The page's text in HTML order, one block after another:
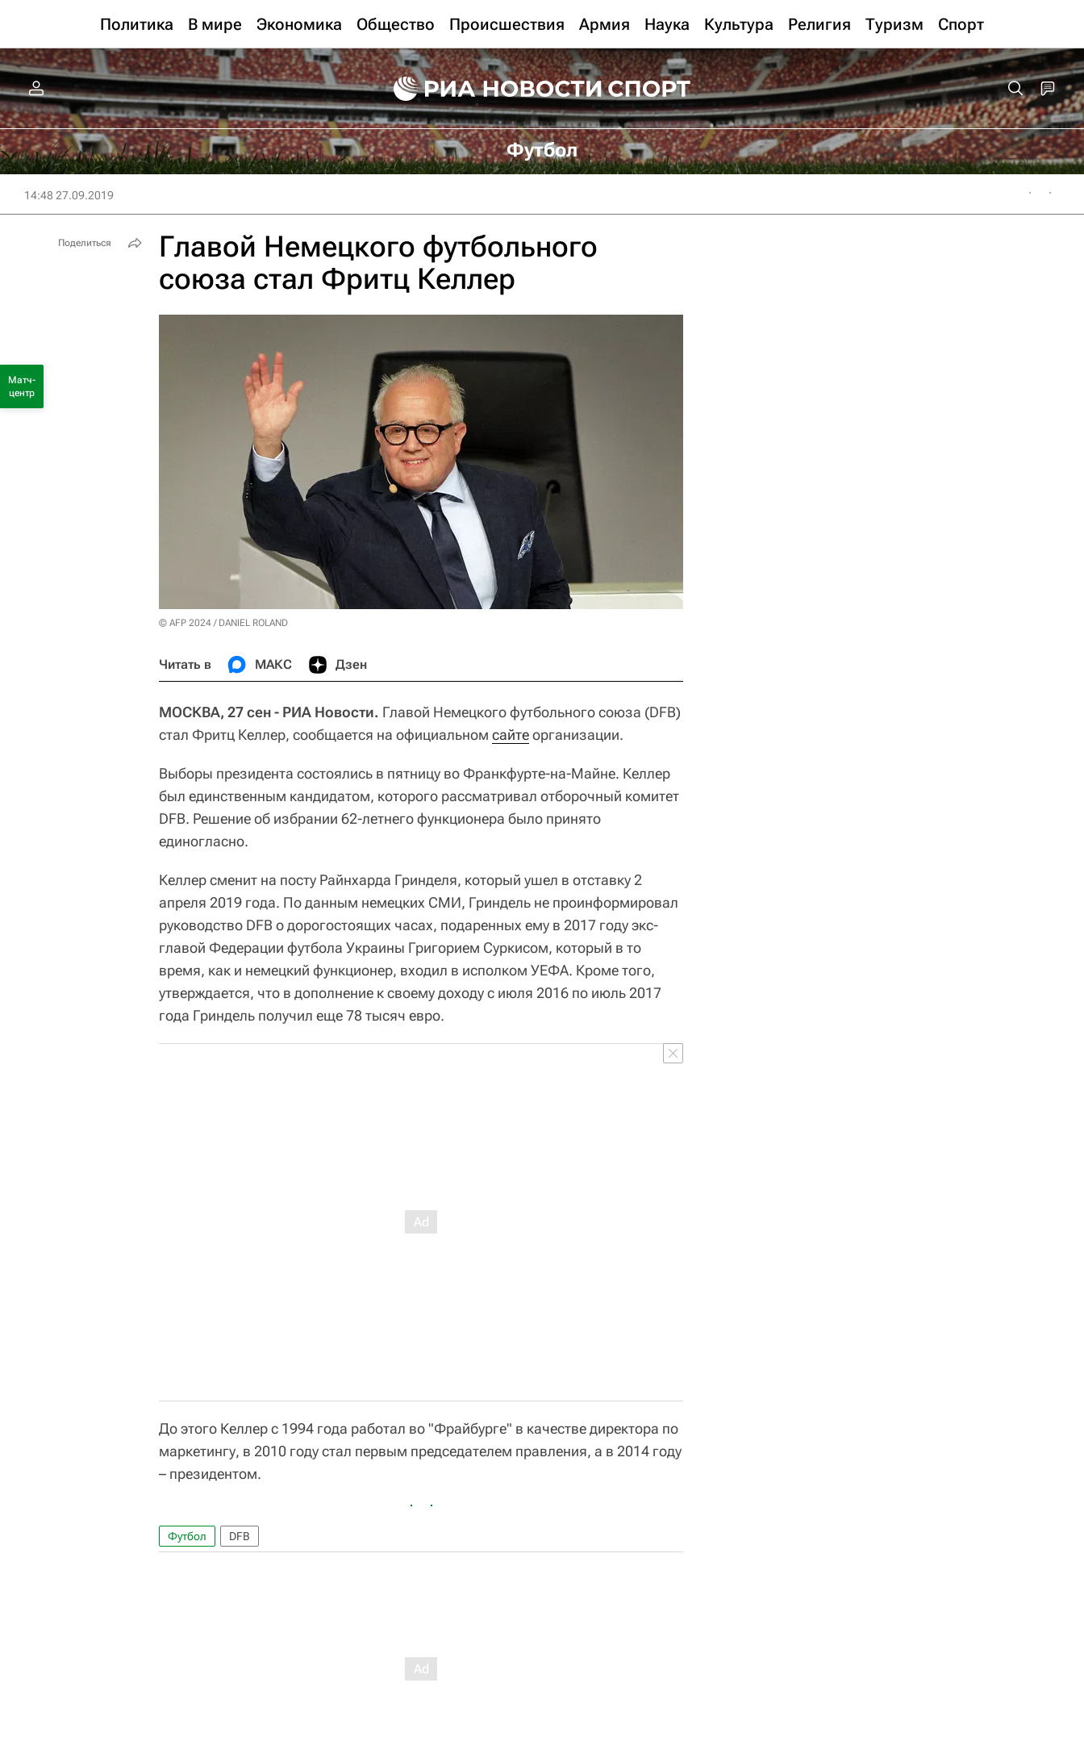
Политика В мире Экономика Общество Происшествия Армия Наука Культура Религия Туризм Спорт
Футбол
14:48 27.09.2019
Главой Немецкого футбольного
союза стал Фритц Келлер
© AFP 2024 / DANIEL ROLAND
Читать в МАКС Дзен
МОСКВА, 27 сен - РИА Новости. Главой Немецкого футбольного союза (DFB)
стал Фритц Келлер, сообщается на официальном сайтеорганизации.
Выборы президента состоялись в пятницу во Франкфурте-на-Майне. Келлер
был единственным кандидатом, которого рассматривал отборочный комитет
DFB. Решение об избрании 62-летнего функционера было принято
единогласно.
Келлер сменит на посту Райнхарда Гринделя, который ушел в отставку 2
апреля 2019 года. По данным немецких СМИ, Гриндель не проинформировал
руководство DFB о дорогостоящих часах, подаренных ему в 2017 году экс-
главой Федерации футбола Украины Григорием Суркисом, который в то
время, как и немецкий функционер, входил в исполком УЕФА. Кроме того,
утверждается, что в дополнение к своему доходу с июля 2016 по июль 2017
года Гриндель получил еще 78 тысяч евро.
До этого Келлер с 1994 года работал во "Фрайбурге" в качестве директора по
маркетингу, в 2010 году стал первым председателем правления, а в 2014 году
– президентом.
Футбол DFB
Поделиться
Матч-
центр